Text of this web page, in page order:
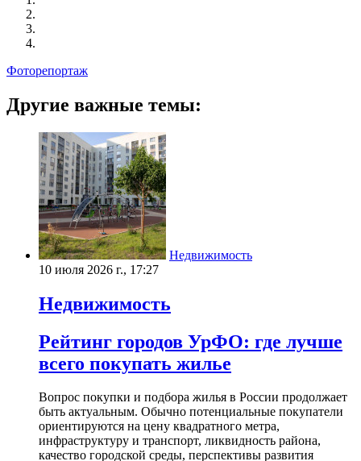
Фоторепортаж
Другие важные темы:
Недвижимость
10 июля 2026 г., 17:27
Недвижимость
Рейтинг городов УрФО: где лучше
всего покупать жилье
Вопрос покупки и подбора жилья в России продолжает
быть актуальным. Обычно потенциальные покупатели
ориентируются на цену квадратного метра,
инфраструктуру и транспорт, ликвидность района,
качество городской среды, перспективы развития